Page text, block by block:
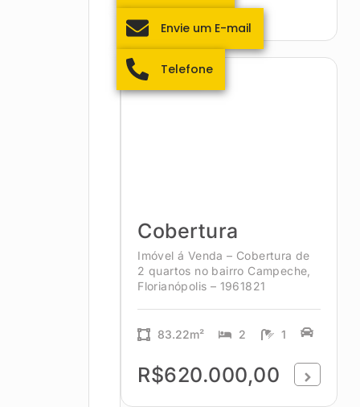
Campeche
Cobertura
Imóvel á Venda – Cobertura de
2 quartos no bairro Campeche,
Florianópolis – 1961821
83.22m² 2 1
R$620.000,00
Envie um E-mail
Telefone